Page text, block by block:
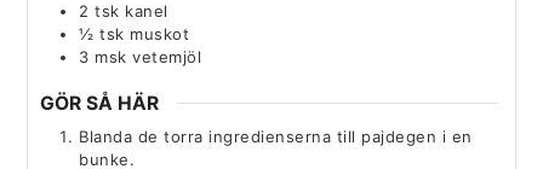
2 tsk kanel
½ tsk muskot
3 msk vetemjöl
GÖR SÅ HÄR
Blanda de torra ingredienserna till pajdegen i en
bunke.